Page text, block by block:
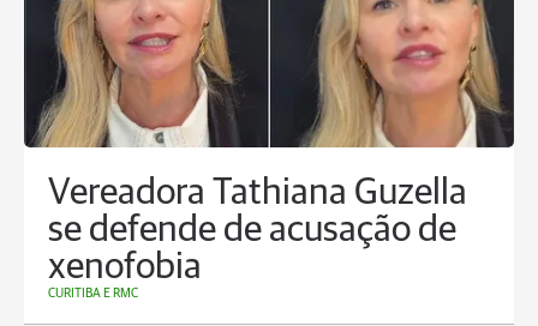
Vereadora Tathiana Guzella
se defende de acusação de
xenofobia
CURITIBA E RMC